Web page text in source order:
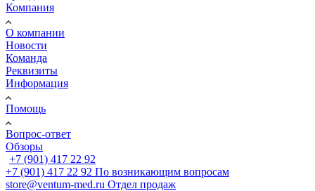
Компания
О компании
Новости
Команда
Реквизиты
Информация
Помощь
Вопрос-ответ
Обзоры
+7 (901) 417 22 92
+7 (901) 417 22 92 По возникающим вопросам
store@ventum-med.ru Отдел продаж